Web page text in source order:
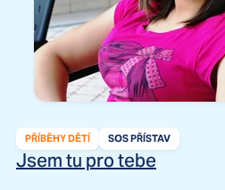
PŘÍBĚHY DĚTÍ SOS PŘÍSTAV
Jsem tu pro tebe